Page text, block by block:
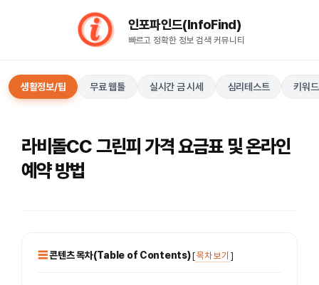
인포파인드(InfoFind)​​​​
빠르고 정확한 정보 검색 커뮤니티
생활정보/팁 무료 웹툴 실시간 금 시세 심리테스트 키워
라비돌CC 그린피 가격 요금표 및 온라인
예약 방법
콘텐츠 목차(Table of Contents)[목차 보기 ]